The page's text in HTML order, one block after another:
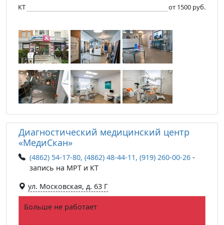
КТ от 1500 руб.
Диагностический медицинский центр
«МедиСкан»
(4862) 54-17-80, (4862) 48-44-11, (919) 260-00-26 -
запись на МРТ и КТ
ул. Московская, д. 63 Г
Больше не работает